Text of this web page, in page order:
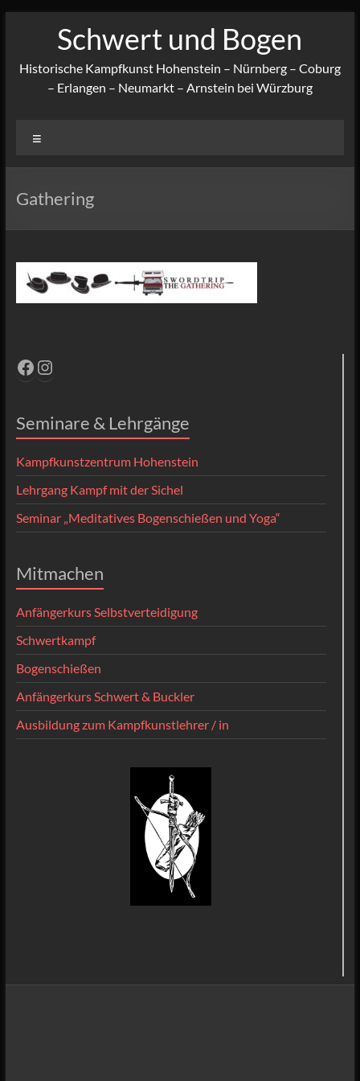
Schwert und Bogen
Historische Kampfkunst Hohenstein – Nürnberg – Coburg
– Erlangen – Neumarkt – Arnstein bei Würzburg
Gathering
Facebook
Instagram
Seminare & Lehrgänge
Kampfkunstzentrum Hohenstein
Lehrgang Kampf mit der Sichel
Seminar „Meditatives Bogenschießen und Yoga“
Mitmachen
Anfängerkurs Selbstverteidigung
Schwertkampf
Bogenschießen
Anfängerkurs Schwert & Buckler
Ausbildung zum Kampfkunstlehrer / in